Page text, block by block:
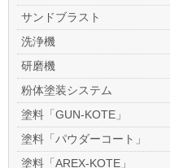
サンドブラスト
洗浄機
研磨機
粉体塗装システム
塗料「GUN-KOTE」
塗料「パウダーコート」
塗料「AREX-KOTE」